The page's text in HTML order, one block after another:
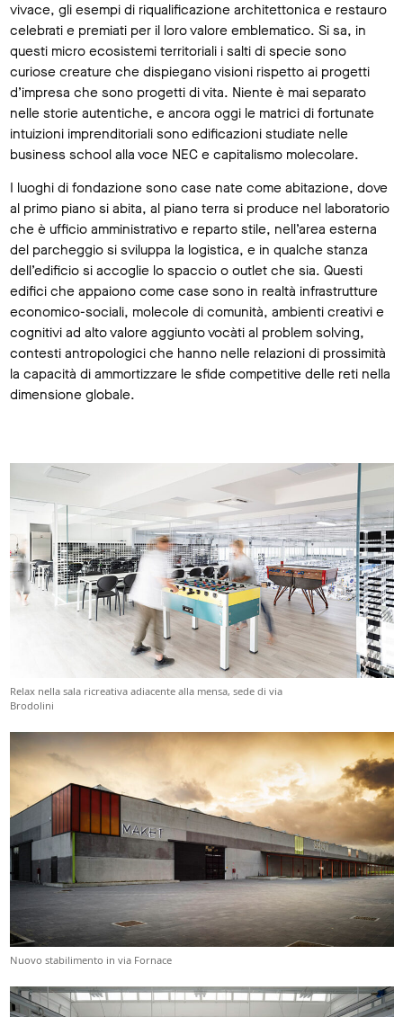
vivace, gli esempi di riqualificazione architettonica e restauro
celebrati e premiati per il loro valore emblematico. Si sa, in
questi micro ecosistemi territoriali i salti di specie sono
curiose creature che dispiegano visioni rispetto ai progetti
d’impresa che sono progetti di vita. Niente è mai separato
nelle storie autentiche, e ancora oggi le matrici di fortunate
intuizioni imprenditoriali sono edificazioni studiate nelle
business school alla voce NEC e capitalismo molecolare.
I luoghi di fondazione sono case nate come abitazione, dove
al primo piano si abita, al piano terra si produce nel laboratorio
che è ufficio amministrativo e reparto stile, nell’area esterna
del parcheggio si sviluppa la logistica, e in qualche stanza
dell’edificio si accoglie lo spaccio o outlet che sia. Questi
edifici che appaiono come case sono in realtà infrastrutture
economico-sociali, molecole di comunità, ambienti creativi e
cognitivi ad alto valore aggiunto vocàti al problem solving,
contesti antropologici che hanno nelle relazioni di prossimità
la capacità di ammortizzare le sfide competitive delle reti nella
dimensione globale.
Relax nella sala ricreativa adiacente alla mensa, sede di via
Brodolini
Nuovo stabilimento in via Fornace